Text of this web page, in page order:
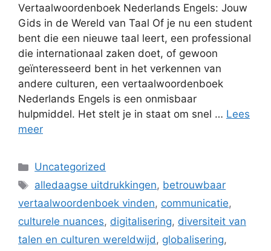
Vertaalwoordenboek Nederlands Engels: Jouw
Gids in de Wereld van Taal Of je nu een student
bent die een nieuwe taal leert, een professional
die internationaal zaken doet, of gewoon
geïnteresseerd bent in het verkennen van
andere culturen, een vertaalwoordenboek
Nederlands Engels is een onmisbaar
hulpmiddel. Het stelt je in staat om snel … Lees
meer
Categorieën
Uncategorized
Tags
alledaagse uitdrukkingen, betrouwbaar
vertaalwoordenboek vinden, communicatie,
culturele nuances, digitalisering, diversiteit van
talen en culturen wereldwijd, globalisering,